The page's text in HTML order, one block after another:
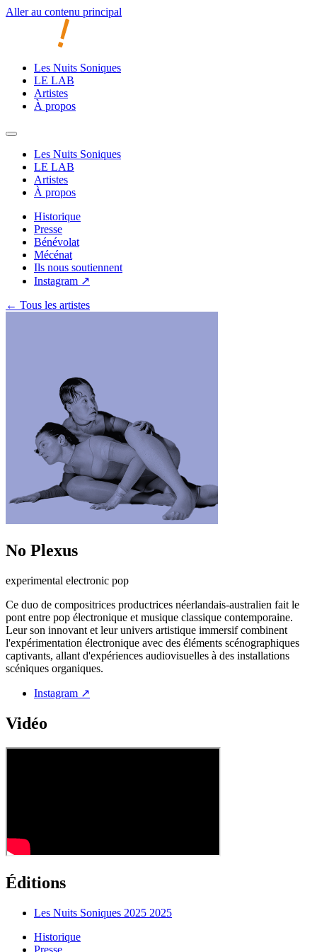
Aller au contenu principal
Les Nuits Soniques
LE LAB
Artistes
À propos
Les Nuits Soniques
LE LAB
Artistes
À propos
Historique
Presse
Bénévolat
Mécénat
Ils nous soutiennent
Instagram ↗
← Tous les artistes
No Plexus
experimental electronic pop
Ce duo de compositrices productrices néerlandais-australien fait le
pont entre pop électronique et musique classique contemporaine.
Leur son innovant et leur univers artistique immersif combinent
l'expérimentation électronique avec des éléments scénographiques
captivants, allant d'expériences audiovisuelles à des installations
scéniques organiques.
Instagram ↗
Vidéo
Éditions
Les Nuits Soniques 2025 2025
Historique
Presse